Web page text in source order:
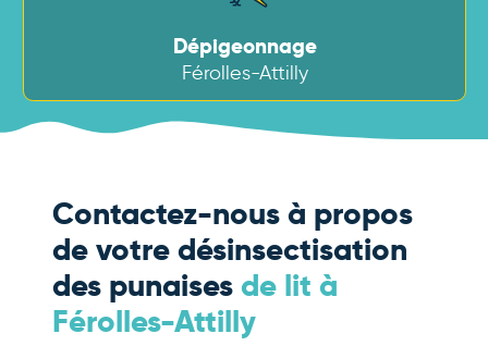
Dépigeonnage
Férolles-Attilly
Contactez-nous à propos
de votre désinsectisation
des punaises de lit à
Férolles-Attilly